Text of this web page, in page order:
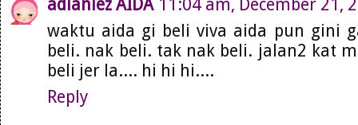
adianiez AIDA 11:04 am, December 21,
waktu aida gi beli viva aida pun gini
beli. nak beli. tak nak beli. jalan2 kat
beli jer la.... hi hi hi....
Reply